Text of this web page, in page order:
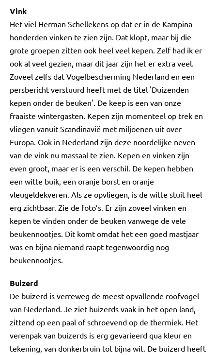
Vink
Het viel Herman Schellekens op dat er in de Kampina
honderden vinken te zien zijn. Dat klopt, maar bij die
grote groepen zitten ook heel veel kepen. Zelf had ik er
ook al veel gezien, maar dit jaar zijn het er extra veel.
Zoveel zelfs dat Vogelbescherming Nederland en een
persbericht verstuurd heeft met de titel 'Duizenden
kepen onder de beuken'. De keep is een van onze
fraaiste wintergasten. Kepen zijn momenteel op trek en
vliegen vanuit Scandinavië met miljoenen uit over
Europa. Ook in Nederland zijn deze noordelijke neven
van de vink nu massaal te zien. Kepen en vinken zijn
even groot, maar er is een verschil. De kepen hebben
een witte buik, een oranje borst en oranje
vleugeldekveren. Als ze opvliegen, is de witte stuit heel
erg zichtbaar. Zie de foto’s. Er zijn zoveel vinken en
kepen te vinden onder de beuken vanwege de vele
beukennootjes. Dit komt omdat het een goed mastjaar
was en bijna niemand raapt tegenwoordig nog
beukennootjes.
Buizerd
De buizerd is verreweg de meest opvallende roofvogel
van Nederland. Je ziet buizerds vaak in het open land,
zittend op een paal of schroevend op de thermiek. Het
verenpak van buizerds is erg gevarieerd qua kleur en
tekening, van donkerbruin tot bijna wit. De buizerd heeft